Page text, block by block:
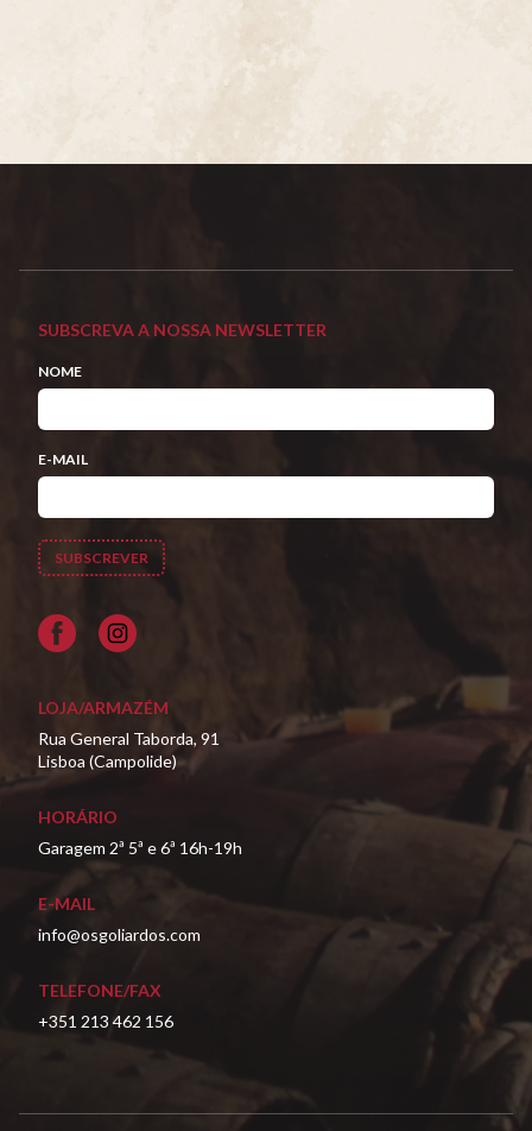
SUBSCREVA A NOSSA NEWSLETTER
NOME
E-MAIL
Facebook
LOJA/ARMAZÉM
Rua General Taborda, 91
Lisboa (Campolide)
HORÁRIO
Garagem 2ª 5ª e 6ª 16h-19h
E-MAIL
info@osgoliardos.com
TELEFONE/FAX
+351 213 462 156